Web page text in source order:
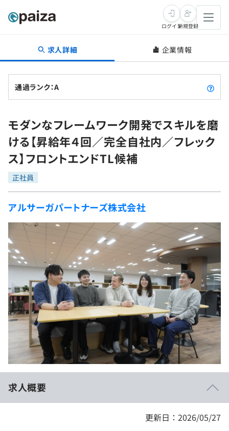
転職・キャリア
転職成功ガイド
転職エージェント
インタビュー
転職成功ガイド
新卒就活
求人検索
本選考
インターン
新卒エージェント
イベント・セミナー
インタビュー
就活成功ガイド
学習
問題集
4択課題
ナレッジ
リファレンス
プラン
個人向けプラン
法人向けプラン
学校向けプラン
契約内容・クーポン
プログラミング言語
評価結果一覧
再チャレンジ結果一覧
ゲーム・マンガ
Tech Team Journal
paiza times
note
paizaとは？
ログイン新規登録
求人詳細 企業情報
通過ランク：A
モダンなフレームワーク開発でスキルを磨
ける【昇給年４回／完全自社内／フレック
ス】フロントエンドTL候補
正社員
アルサーガパートナーズ株式会社
求人概要
更新日：2026/05/27